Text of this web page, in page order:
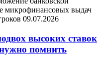
микрофинансовых выдач
09.07.2026
высоких ставок
помнить